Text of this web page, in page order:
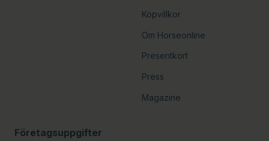
Köpvillkor
Om Horseonline
Presentkort
Press
Magazine
Företagsuppgifter